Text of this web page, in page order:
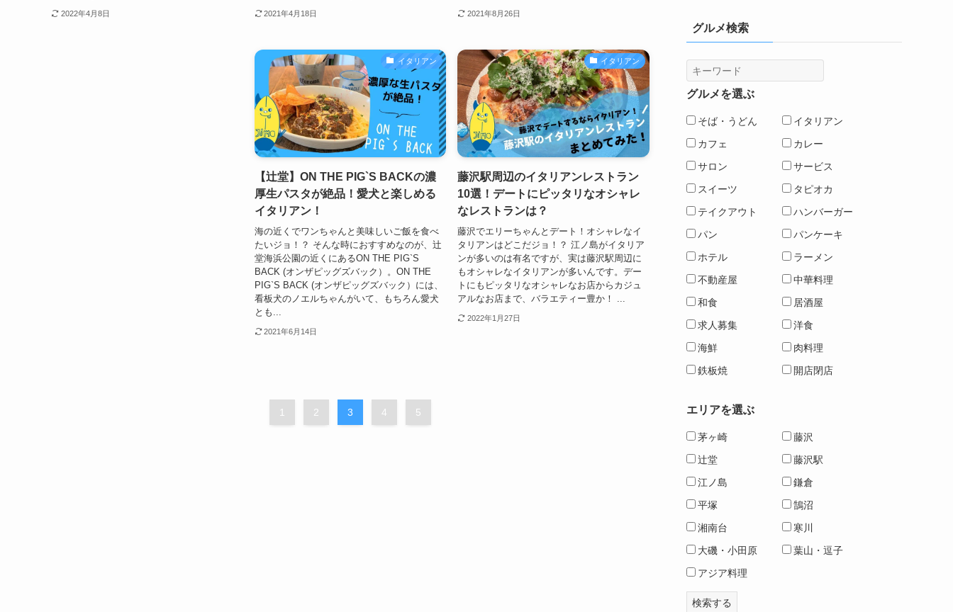
2022年4月8日 2021年4月18日 2021年8月26日
イタリアン
【辻堂】ON THE PIG`S BACKの濃
厚生パスタが絶品！愛犬と楽しめる
イタリアン！
海の近くでワンちゃんと美味しいご飯を食べ
たいジョ！？ そんな時におすすめなのが、辻
堂海浜公園の近くにあるON THE PIG`S
BACK (オンザピッグズバック）。ON THE
PIG`S BACK (オンザピッグズバック）には、
看板犬のノエルちゃんがいて、もちろん愛犬
とも...
2021年6月14日
イタリアン
藤沢駅周辺のイタリアンレストラン
10選！デートにピッタリなオシャレ
なレストランは？
藤沢でエリーちゃんとデート！オシャレなイ
タリアンはどこだジョ！？ 江ノ島がイタリア
ンが多いのは有名ですが、実は藤沢駅周辺に
もオシャレなイタリアンが多いんです。デー
トにもピッタリなオシャレなお店からカジュ
アルなお店まで、バラエティー豊か！ ...
2022年1月27日
1 2 3 4 5
グルメ検索
グルメを選ぶ
そば・うどん
イタリアン
カフェ
カレー
サロン
サービス
スイーツ
タピオカ
テイクアウト
ハンバーガー
パン
パンケーキ
ホテル
ラーメン
不動産屋
中華料理
和食
居酒屋
求人募集
洋食
海鮮
肉料理
鉄板焼
開店閉店
エリアを選ぶ
茅ヶ崎
藤沢
辻堂
藤沢駅
江ノ島
鎌倉
平塚
鵠沼
湘南台
寒川
大磯・小田原
葉山・逗子
アジア料理